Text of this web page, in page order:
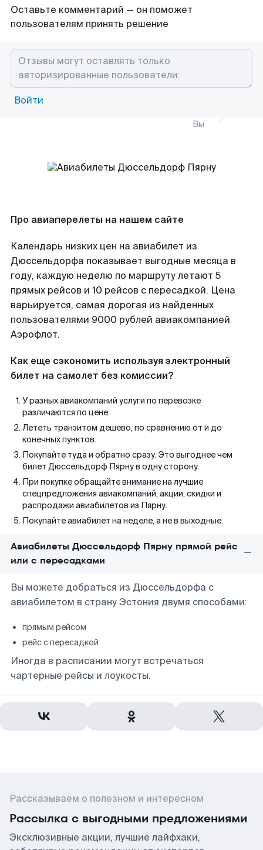
Оставьте комментарий — он поможет
пользователям принять решение
Войти
Вы
Про авиаперелеты на нашем сайте
Календарь низких цен на авиабилет из
Дюссельдорфа показывает выгодные месяца в
году, каждую неделю по маршруту летают 5
прямых рейсов и 10 рейсов с пересадкой. Цена
варьируется, самая дорогая из найденных
пользователями 9000 рублей авиакомпанией
Аэрофлот.
Как еще сэкономить используя электронный
билет на самолет без комиссии?
У разных авиакомпаний услуги по перевозке
различаются по цене.
Лететь транзитом дешево, по сравнению от и до
конечных пунктов.
Покупайте туда и обратно сразу. Это выгоднее чем
билет Дюссельдорф Пярну в одну сторону.
При покупке обращайте внимание на лучшие
спецпредложения авиакомпаний, акции, скидки и
распродажи авиабилетов из Пярну.
Покупайте авиабилет на неделе, а не в выходные.
Авиабилеты Дюссельдорф Пярну прямой рейс
или с пересадками
Вы можете добраться из Дюссельдорфа с
авиабилетом в страну Эстония двумя способами:
прямым рейсом
рейс с пересадкой
Иногда в расписании могут встречаться
чартерные рейсы и лоукосты.
Рассказываем о полезном и интересном
Рассылка с выгодными предложениями
Эксклюзивные акции, лучшие лайфхаки,